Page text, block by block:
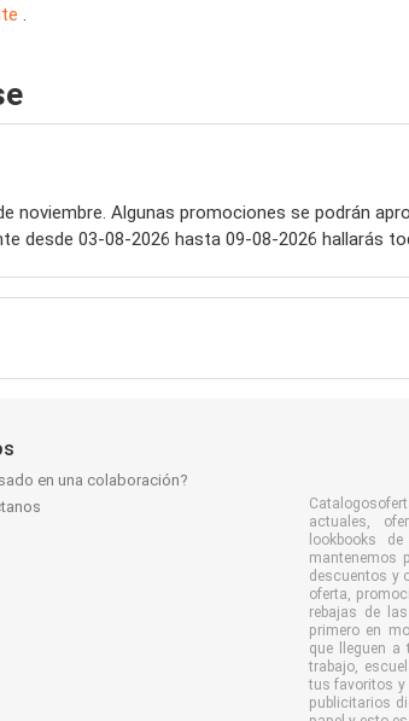
.
noviembre. Algunas promociones se podrán
desde 03-08-2026 hasta 09-08-2026 hallarás
en una colaboración?
actuales,
lookbooks
mantenemos
descuentos y
oferta,
rebajas de
primero en
que lleguen a
trabajo,
tus favoritos y
publicitarios